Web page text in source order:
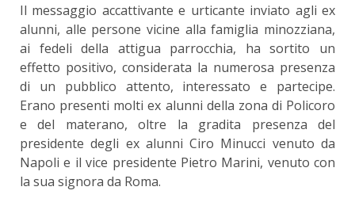
Il messaggio accattivante e urticante inviato agli ex
alunni, alle persone vicine alla famiglia minozziana,
ai fedeli della attigua parrocchia, ha sortito un
effetto positivo, considerata la numerosa presenza
di un pubblico attento, interessato e partecipe.
Erano presenti molti ex alunni della zona di Policoro
e del materano, oltre la gradita presenza del
presidente degli ex alunni Ciro Minucci venuto da
Napoli e il vice presidente Pietro Marini, venuto con
la sua signora da Roma.